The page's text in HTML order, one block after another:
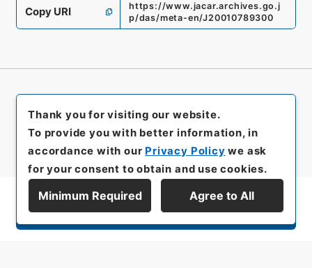
Copy URI
https://www.jacar.archives.go.j
p/das/meta-en/J20010789300
Display Series Hierarchy
Thank you for visiting our website.
To provide you with better information, in
accordance with our Privacy Policy we ask
for your consent to obtain and use cookies.
Minimum Required Agree to All